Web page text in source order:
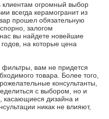
клиентам огромный выбор
всегда керамогранит из
прошел обязательную
залогом
вы найдете новейшие
на которые цена
фильтры, вам не придется
товара. Более того,
консультанты,
с выбором, но и
касающиеся дизайна и
никак не влияют,